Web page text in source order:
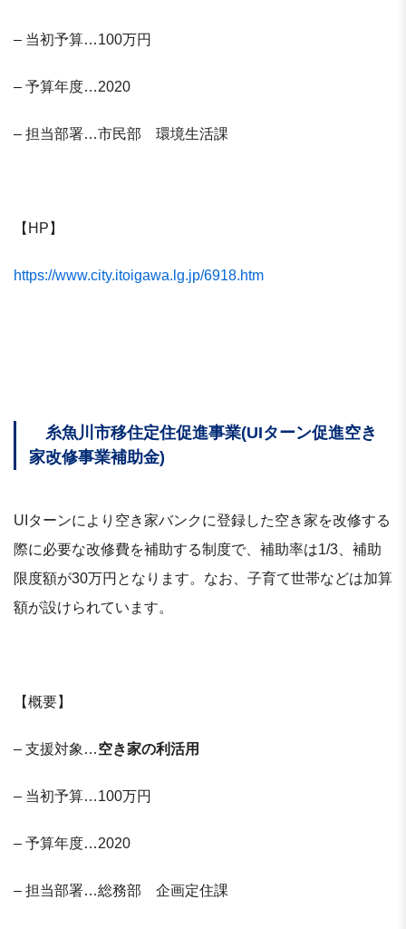
– 当初予算…100万円
– 予算年度…2020
– 担当部署…市民部 環境生活課
【HP】
https://www.city.itoigawa.lg.jp/6918.htm
糸魚川市移住定住促進事業(UIターン促進空き
家改修事業補助金)
UIターンにより空き家バンクに登録した空き家を改修する
際に必要な改修費を補助する制度で、補助率は1/3、補助
限度額が30万円となります。なお、子育て世帯などは加算
額が設けられています。
【概要】
– 支援対象…空き家の利活用
– 当初予算…100万円
– 予算年度…2020
– 担当部署…総務部 企画定住課